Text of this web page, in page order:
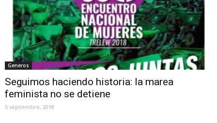
Generos
Seguimos haciendo historia: la marea
feminista no se detiene
5 septiembre, 2018